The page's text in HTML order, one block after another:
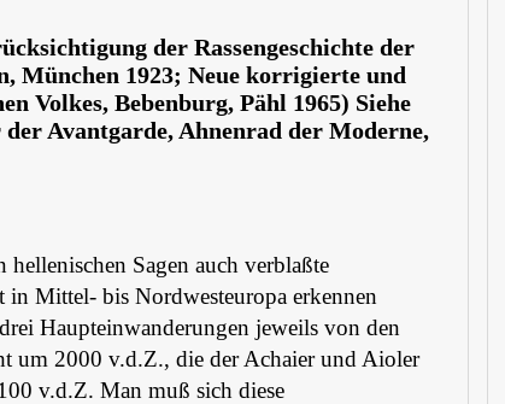
der Rassengeschichte der
München 1923; Neue korrigierte und
Volkes, Bebenburg, Pähl 1965) Siehe
Avantgarde, Ahnenrad der Moderne,
hellenischen Sagen auch verblaßte
in Mittel- bis Nordwesteuropa erkennen
Haupteinwanderungen jeweils von den
um 2000 v.d.Z., die der Achaier und Aioler
v.d.Z. Man muß sich diese